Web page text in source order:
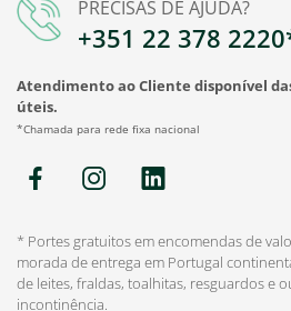
PRECISAS DE AJUDA?
+351 22 378
Atendimento ao Cliente disponível
úteis.
*Chamada para rede fixa nacional
* Portes gratuitos em encomendas de
morada de entrega em Portugal
de leites, fraldas, toalhitas, resguardos e
incontinência.